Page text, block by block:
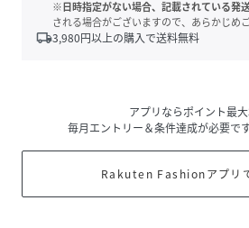
※日時指定がない場合、記載されている発
される場合がございますので、あらかじめ
local_shipping3,980円以上の購入で送料無料
アプリならポイント最大
毎月エントリー＆条件達成が必要です
Rakuten Fashionアプリ